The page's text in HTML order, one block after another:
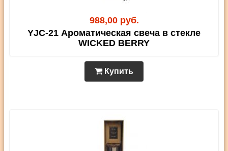
988,00 руб.
YJC-21 Ароматическая свеча в стекле
WICKED BERRY
Купить